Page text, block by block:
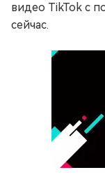
видео TikTok с
сейчас.